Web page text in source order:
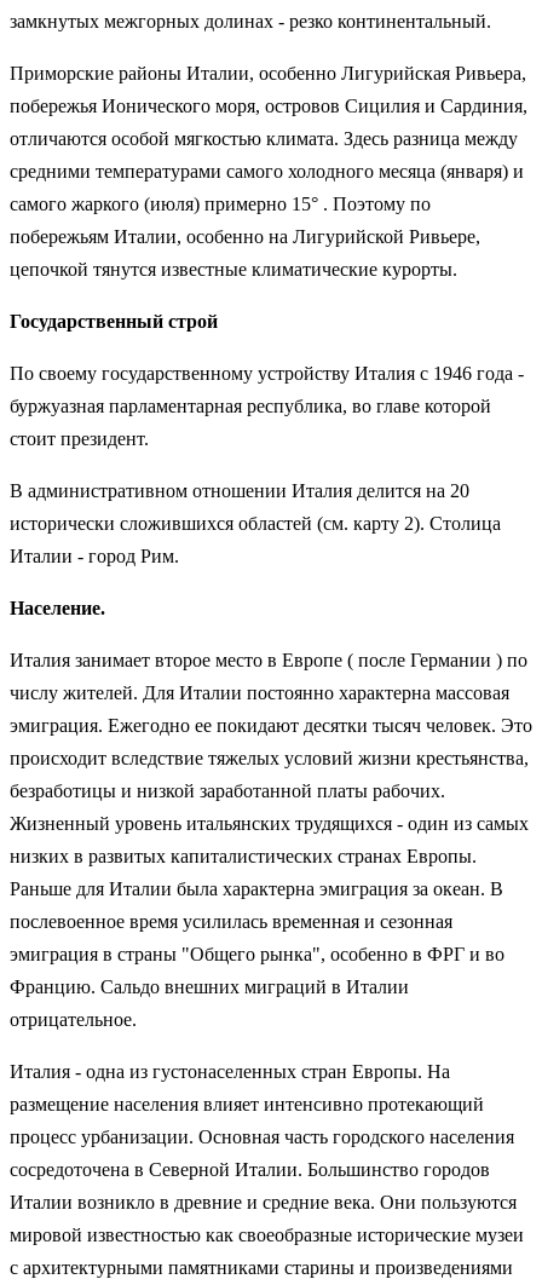
замкнутых межгорных долинах - резко континентальный.
Приморские районы Италии, особенно Лигурийская Ривьера,
побережья Ионического моря, островов Сицилия и Сардиния,
отличаются особой мягкостью климата. Здесь разница между
средними температурами самого холодного месяца (января) и
самого жаркого (июля) примерно 15° . Поэтому по
побережьям Италии, особенно на Лигурийской Ривьере,
цепочкой тянутся известные климатические курорты.
Государственный строй
По своему государственному устройству Италия с 1946 года -
буржуазная парламентарная республика, во главе которой
стоит президент.
В административном отношении Италия делится на 20
исторически сложившихся областей (см. карту 2). Столица
Италии - город Рим.
Население.
Италия занимает второе место в Европе ( после Германии ) по
числу жителей. Для Италии постоянно характерна массовая
эмиграция. Ежегодно ее покидают десятки тысяч человек. Это
происходит вследствие тяжелых условий жизни крестьянства,
безработицы и низкой заработанной платы рабочих.
Жизненный уровень итальянских трудящихся - один из самых
низких в развитых капиталистических странах Европы.
Раньше для Италии была характерна эмиграция за океан. В
послевоенное время усилилась временная и сезонная
эмиграция в страны "Общего рынка", особенно в ФРГ и во
Францию. Сальдо внешних миграций в Италии
отрицательное.
Италия - одна из густонаселенных стран Европы. На
размещение населения влияет интенсивно протекающий
процесс урбанизации. Основная часть городского населения
сосредоточена в Северной Италии. Большинство городов
Италии возникло в древние и средние века. Они пользуются
мировой известностью как своеобразные исторические музеи
с архитектурными памятниками старины и произведениями